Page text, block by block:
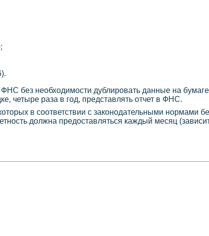
без необходимости дублировать данные на
четыре раза в год, представлять отчет в ФНС.
в соответствии с законодательными нормами
должна предоставляться каждый месяц